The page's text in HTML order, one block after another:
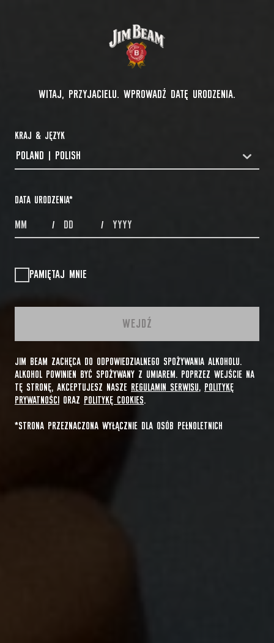
WITAJ, PRZYJACIELU. WPROWADŹ DATĘ URODZENIA.
KRAJ & JĘZYK
COUNTRYDROPDOWN
POLAND | POLISH
DATA URODZENIA*
MONTHS / DAYS / YEAR
PAMIĘTAJ MNIE
WEJDŹ
JIM BEAM ZACHĘCA DO ODPOWIEDZIALNEGO SPOŻYWANIA ALKOHOLU.
ALKOHOL POWINIEN BYĆ SPOŻYWANY Z UMIAREM. POPRZEZ WEJŚCIE NA
TĘ STRONĘ, AKCEPTUJESZ NASZE REGULAMIN SERWISU, POLITYKĘ
PRYWATNOŚCI
ORAZ POLITYKĘ COOKIES.
*STRONA PRZEZNACZONA WYŁĄCZNIE DLA OSÓB PEŁNOLETNICH